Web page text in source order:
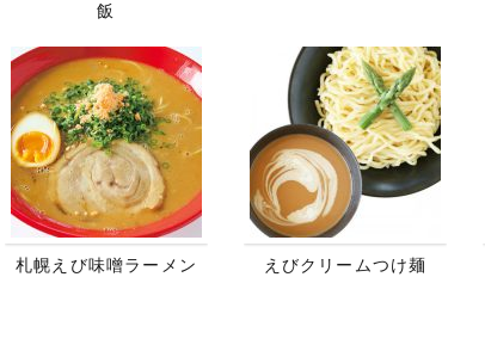
飯
札幌えび味噌ラーメン えびクリームつけ麺